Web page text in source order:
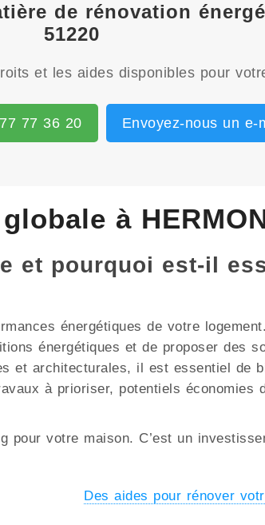
de rénovation
51220
et les aides disponibles pour
77 36 20 Envoyez-nous un e-
à
et pourquoi est-il
énergétiques de votre
énergétiques et de proposer des
et architecturales, il est essentiel de
à prioriser, potentiels économies
pour votre maison. C’est un
Des aides pour rénover